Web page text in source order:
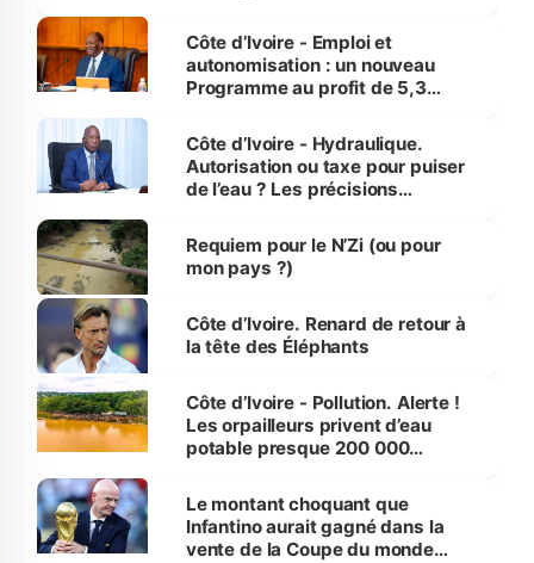
et Yamoussoukro
Côte d’Ivoire - Emploi et
autonomisation : un nouveau
Programme au profit de 5,3
Côte d’Ivoire - Hydraulique.
Autorisation ou taxe pour puiser
de l’eau ? Les précisions
Requiem pour le N’Zi (ou pour
mon pays ?)
Côte d’Ivoire. Renard de retour à
la tête des Éléphants
Côte d’Ivoire - Pollution. Alerte !
Les orpailleurs privent d’eau
potable presque 200 000
Le montant choquant que
Infantino aurait gagné dans la
vente de la Coupe du monde